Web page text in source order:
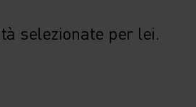
selezionate per lei.